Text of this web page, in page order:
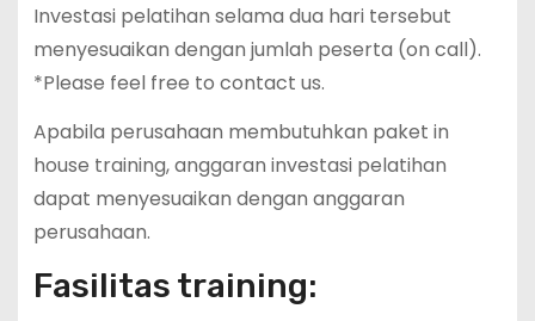
Investasi pelatihan selama dua hari tersebut
menyesuaikan dengan jumlah peserta (on call).
*Please feel free to contact us.
Apabila perusahaan membutuhkan paket in
house training, anggaran investasi pelatihan
dapat menyesuaikan dengan anggaran
perusahaan.
Fasilitas training: